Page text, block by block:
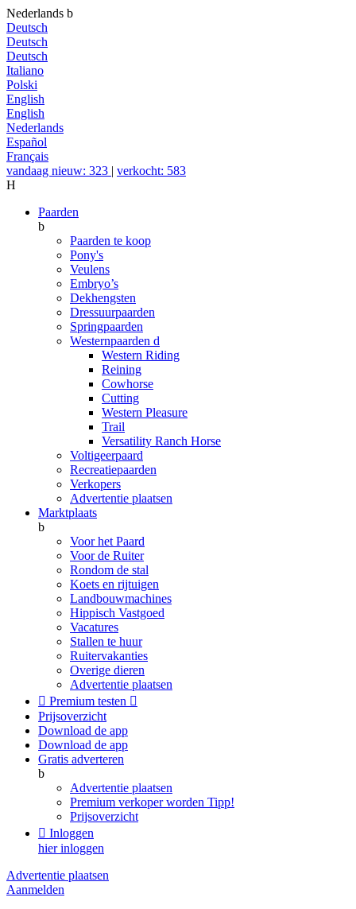
Nederlands b
Deutsch
Deutsch
Deutsch
Italiano
Polski
English
English
Nederlands
Español
Français
vandaag nieuw: 323 | verkocht: 583
H
Paarden
b
Paarden te koop
Pony's
Veulens
Embryo’s
Dekhengsten
Dressuurpaarden
Springpaarden
Westernpaarden d
Western Riding
Reining
Cowhorse
Cutting
Western Pleasure
Trail
Versatility Ranch Horse
Voltigeerpaard
Recreatiepaarden
Verkopers
Advertentie plaatsen
Marktplaats
b
Voor het Paard
Voor de Ruiter
Rondom de stal
Koets en rijtuigen
Landbouwmachines
Hippisch Vastgoed
Vacatures
Stallen te huur
Ruitervakanties
Overige dieren
Advertentie plaatsen
 Premium testen 
Prijsoverzicht
Download de app
Download de app
Gratis adverteren
b
Advertentie plaatsen
Premium verkoper worden Tipp!
Prijsoverzicht
 Inloggen
hier inloggen
Advertentie plaatsen
Aanmelden